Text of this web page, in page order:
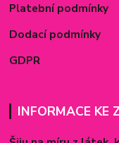
Platební podmínky
Dodací podmínky
GDPR
INFORMACE KE